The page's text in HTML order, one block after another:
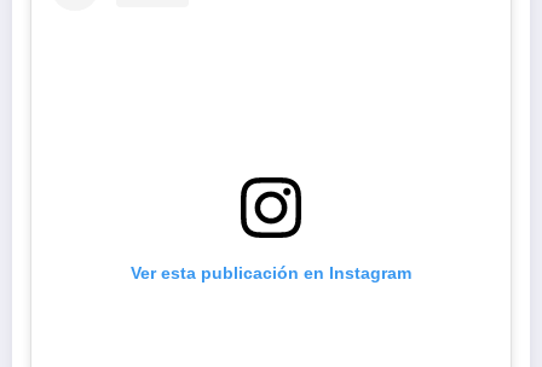
Ver esta publicación en Instagram